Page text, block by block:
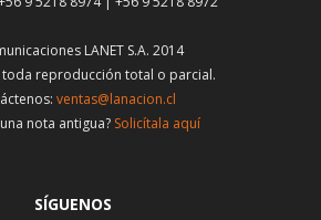
LANET S.A. 2014
toda reproducción total o parcial.
ventas@lanacion.cl
nota antigua? Solicítala aquí
SÍGUENOS